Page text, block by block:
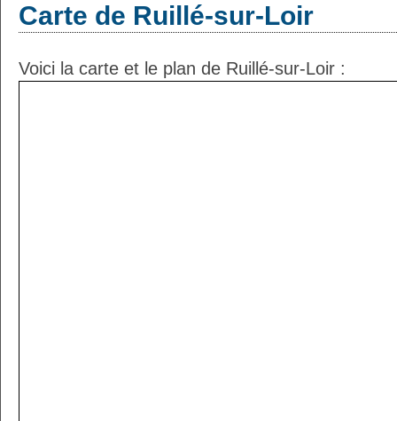
Carte de Ruillé-sur-Loir
Voici la carte et le plan de Ruillé-sur-Loir :